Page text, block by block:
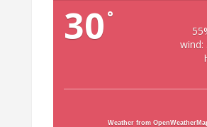
30 °
wind:
Weather from